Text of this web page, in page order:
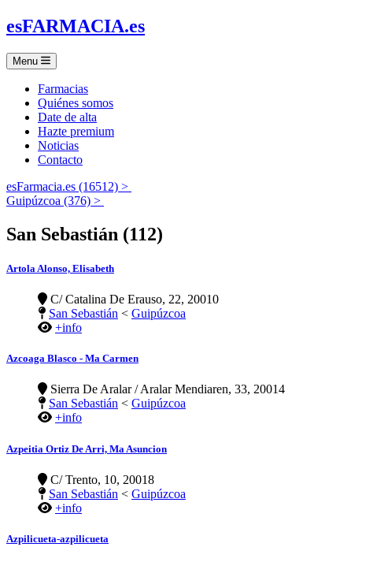
esFARMACIA.es
Menu
Farmacias
Quiénes somos
Date de alta
Hazte premium
Noticias
Contacto
esFarmacia.es (16512) >
Guipúzcoa (376) >
San Sebastián (112)
Artola Alonso, Elisabeth
C/ Catalina De Erauso, 22, 20010
San Sebastián < Guipúzcoa
+info
Azcoaga Blasco - Ma Carmen
Sierra De Aralar / Aralar Mendiaren, 33, 20014
San Sebastián < Guipúzcoa
+info
Azpeitia Ortiz De Arri, Ma Asuncion
C/ Trento, 10, 20018
San Sebastián < Guipúzcoa
+info
Azpilicueta-azpilicueta